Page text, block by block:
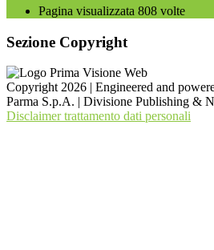
Pagina visualizzata 808 volte
Sezione Copyright
Copyright 2026 | Engineered and
Parma S.p.A. | Divisione Publishing &
Disclaimer trattamento dati personali